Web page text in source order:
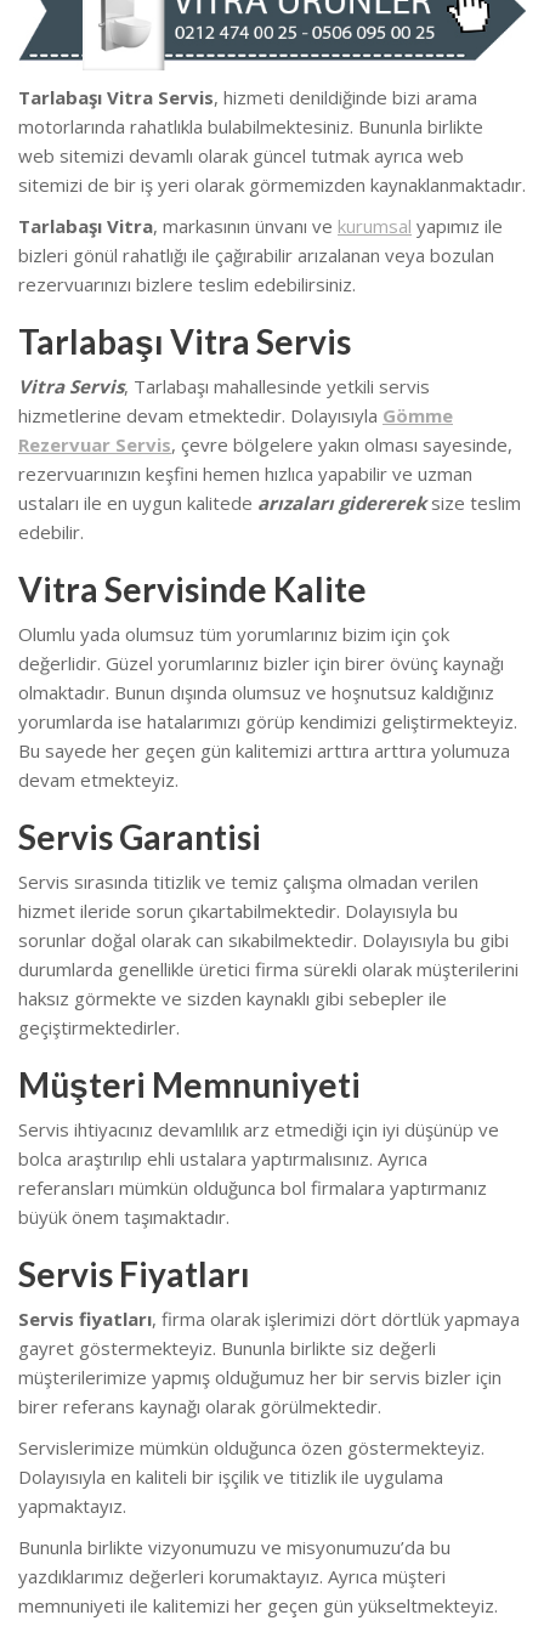
Tarlabaşı Vitra Servis, hizmeti denildiğinde bizi arama
motorlarında rahatlıkla bulabilmektesiniz. Bununla birlikte
web sitemizi devamlı olarak güncel tutmak ayrıca web
sitemizi de bir iş yeri olarak görmemizden kaynaklanmaktadır.
Tarlabaşı Vitra, markasının ünvanı ve kurumsal yapımız ile
bizleri gönül rahatlığı ile çağırabilir arızalanan veya bozulan
rezervuarınızı bizlere teslim edebilirsiniz.
Tarlabaşı Vitra Servis
Vitra Servis, Tarlabaşı mahallesinde yetkili servis
hizmetlerine devam etmektedir. Dolayısıyla Gömme
Rezervuar Servis, çevre bölgelere yakın olması sayesinde,
rezervuarınızın keşfini hemen hızlıca yapabilir ve uzman
ustaları ile en uygun kalitede arızaları giderereksize teslim
edebilir.
Vitra Servisinde Kalite
Olumlu yada olumsuz tüm yorumlarınız bizim için çok
değerlidir. Güzel yorumlarınız bizler için birer övünç kaynağı
olmaktadır. Bunun dışında olumsuz ve hoşnutsuz kaldığınız
yorumlarda ise hatalarımızı görüp kendimizi geliştirmekteyiz.
Bu sayede her geçen gün kalitemizi arttıra arttıra yolumuza
devam etmekteyiz.
Servis Garantisi
Servis sırasında titizlik ve temiz çalışma olmadan verilen
hizmet ileride sorun çıkartabilmektedir. Dolayısıyla bu
sorunlar doğal olarak can sıkabilmektedir. Dolayısıyla bu gibi
durumlarda genellikle üretici firma sürekli olarak müşterilerini
haksız görmekte ve sizden kaynaklı gibi sebepler ile
geçiştirmektedirler.
Müşteri Memnuniyeti
Servis ihtiyacınız devamlılık arz etmediği için iyi düşünüp ve
bolca araştırılıp ehli ustalara yaptırmalısınız. Ayrıca
referansları mümkün olduğunca bol firmalara yaptırmanız
büyük önem taşımaktadır.
Servis Fiyatları
Servis fiyatları, firma olarak işlerimizi dört dörtlük yapmaya
gayret göstermekteyiz. Bununla birlikte siz değerli
müşterilerimize yapmış olduğumuz her bir servis bizler için
birer referans kaynağı olarak görülmektedir.
Servislerimize mümkün olduğunca özen göstermekteyiz.
Dolayısıyla en kaliteli bir işçilik ve titizlik ile uygulama
yapmaktayız.
Bununla birlikte vizyonumuzu ve misyonumuzu’da bu
yazdıklarımız değerleri korumaktayız. Ayrıca müşteri
memnuniyeti ile kalitemizi her geçen gün yükseltmekteyiz.